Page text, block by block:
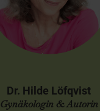
Dr. Hilde Löfqvist
Gynäkologin & Autorin